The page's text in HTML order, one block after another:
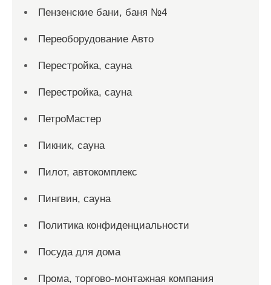
Пензенские бани, баня №4
Переоборудование Авто
Перестройка, сауна
Перестройка, сауна
ПетроМастер
Пикник, сауна
Пилот, автокомплекс
Пингвин, сауна
Политика конфиденциальности
Посуда для дома
Прома, торгово-монтажная компания